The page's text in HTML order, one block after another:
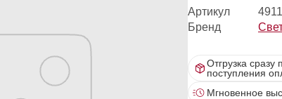
Артикул
Бренд
Отгрузка сразу
поступления
Мгновенное